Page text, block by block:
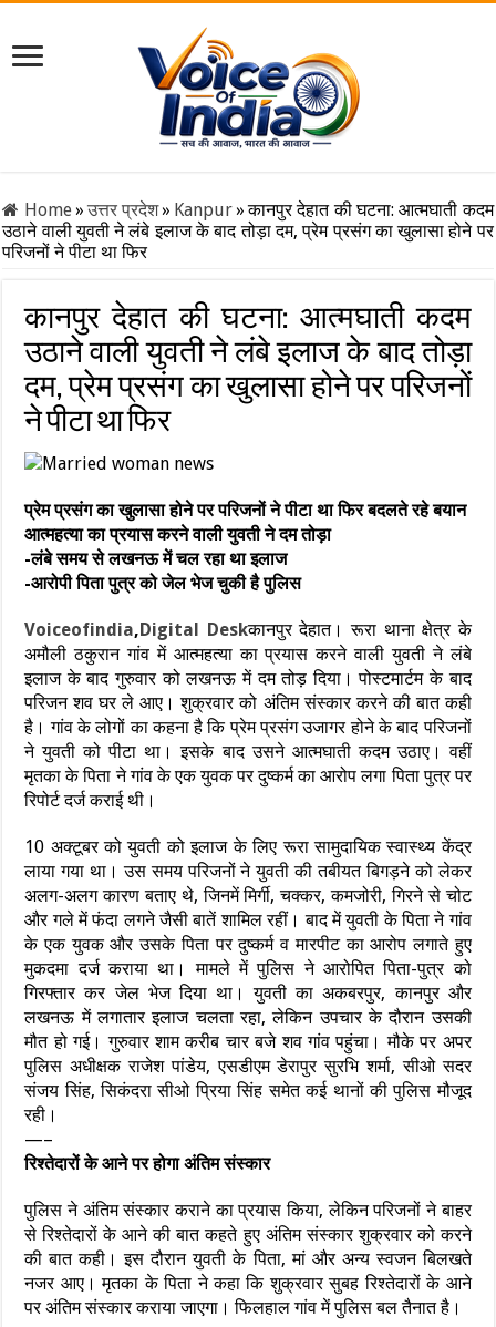
Home»उत्तर प्रदेश» Kanpur» कानपुर देहात की घटना: आत्मघाती कदम
उठाने वाली युवती ने लंबे इलाज के बाद तोड़ा दम, प्रेम प्रसंग का खुलासा होने पर
परिजनों ने पीटा था फिर
कानपुर देहात की घटना: आत्मघाती कदम
उठाने वाली युवती ने लंबे इलाज के बाद तोड़ा
दम, प्रेम प्रसंग का खुलासा होने पर परिजनों
ने पीटा था फिर
प्रेम प्रसंग का खुलासा होने पर परिजनों ने पीटा था फिर बदलते रहे बयान
आत्महत्या का प्रयास करने वाली युवती ने दम तोड़ा
-लंबे समय से लखनऊ में चल रहा था इलाज
-आरोपी पिता पुत्र को जेल भेज चुकी है पुलिस
Voiceofindia,Digital Deskकानपुर देहात। रूरा थाना क्षेत्र के
अमौली ठकुरान गांव में आत्महत्या का प्रयास करने वाली युवती ने लंबे
इलाज के बाद गुरुवार को लखनऊ में दम तोड़ दिया। पोस्टमार्टम के बाद
परिजन शव घर ले आए। शुक्रवार को अंतिम संस्कार करने की बात कही
है। गांव के लोगों का कहना है कि प्रेम प्रसंग उजागर होने के बाद परिजनों
ने युवती को पीटा था। इसके बाद उसने आत्मघाती कदम उठाए। वहीं
मृतका के पिता ने गांव के एक युवक पर दुष्कर्म का आरोप लगा पिता पुत्र पर
रिपोर्ट दर्ज कराई थी।
10 अक्टूबर को युवती को इलाज के लिए रूरा सामुदायिक स्वास्थ्य केंद्र
लाया गया था। उस समय परिजनों ने युवती की तबीयत बिगड़ने को लेकर
अलग-अलग कारण बताए थे, जिनमें मिर्गी, चक्कर, कमजोरी, गिरने से चोट
और गले में फंदा लगने जैसी बातें शामिल रहीं। बाद में युवती के पिता ने गांव
के एक युवक और उसके पिता पर दुष्कर्म व मारपीट का आरोप लगाते हुए
मुकदमा दर्ज कराया था। मामले में पुलिस ने आरोपित पिता-पुत्र को
गिरफ्तार कर जेल भेज दिया था। युवती का अकबरपुर, कानपुर और
लखनऊ में लगातार इलाज चलता रहा, लेकिन उपचार के दौरान उसकी
मौत हो गई। गुरुवार शाम करीब चार बजे शव गांव पहुंचा। मौके पर अपर
पुलिस अधीक्षक राजेश पांडेय, एसडीएम डेरापुर सुरभि शर्मा, सीओ सदर
संजय सिंह, सिकंदरा सीओ प्रिया सिंह समेत कई थानों की पुलिस मौजूद
रही।
—–
रिश्तेदारों के आने पर होगा अंतिम संस्कार
पुलिस ने अंतिम संस्कार कराने का प्रयास किया, लेकिन परिजनों ने बाहर
से रिश्तेदारों के आने की बात कहते हुए अंतिम संस्कार शुक्रवार को करने
की बात कही। इस दौरान युवती के पिता, मां और अन्य स्वजन बिलखते
नजर आए। मृतका के पिता ने कहा कि शुक्रवार सुबह रिश्तेदारों के आने
पर अंतिम संस्कार कराया जाएगा। फिलहाल गांव में पुलिस बल तैनात है।‌